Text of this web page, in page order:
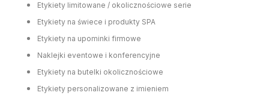
Etykiety limitowane / okolicznościowe serie
Etykiety na świece i produkty SPA
Etykiety na upominki firmowe
Naklejki eventowe i konferencyjne
Etykiety na butelki okolicznościowe
Etykiety personalizowane z imieniem